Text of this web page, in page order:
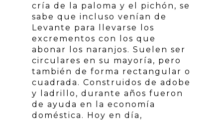
cría de la paloma y el pichón, se
sabe que incluso venían de
Levante para llevarse los
excrementos con los que
abonar los naranjos. Suelen ser
circulares en su mayoría, pero
también de forma rectangular o
cuadrada. Construidos de adobe
y ladrillo, durante años fueron
de ayuda en la economía
doméstica. Hoy en día,